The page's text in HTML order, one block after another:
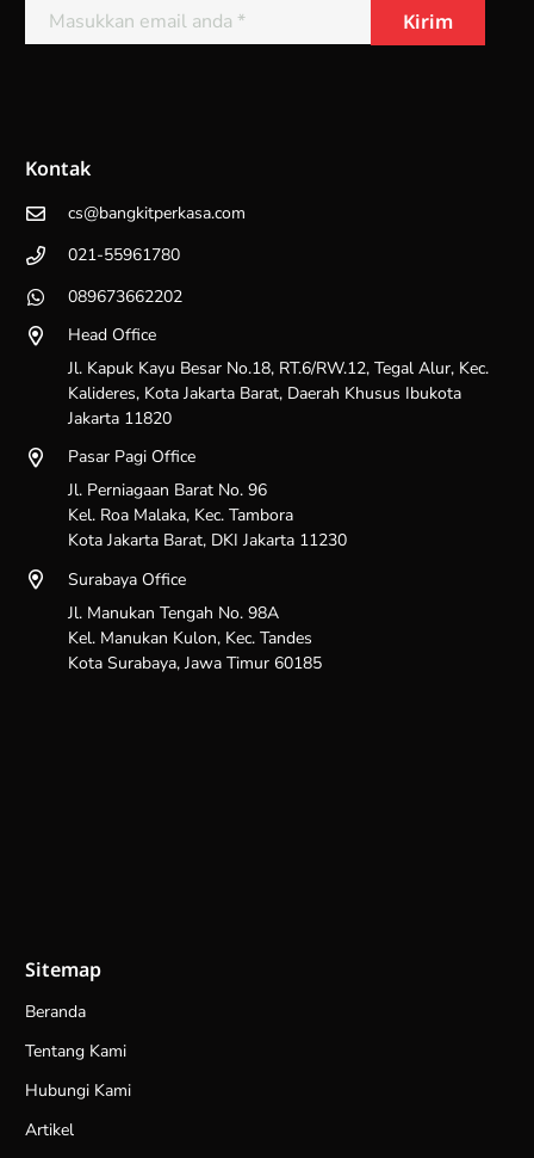
Kontak
cs@bangkitperkasa.com
021-55961780
089673662202
Head Office
Jl. Kapuk Kayu Besar No.18, RT.6/RW.12, Tegal Alur, Kec.
Kalideres, Kota Jakarta Barat, Daerah Khusus Ibukota
Jakarta 11820
Pasar Pagi Office
Jl. Perniagaan Barat No. 96
Kel. Roa Malaka, Kec. Tambora
Kota Jakarta Barat, DKI Jakarta 11230
Surabaya Office
Jl. Manukan Tengah No. 98A
Kel. Manukan Kulon, Kec. Tandes
Kota Surabaya, Jawa Timur 60185
Sitemap
Beranda
Tentang Kami
Hubungi Kami
Artikel